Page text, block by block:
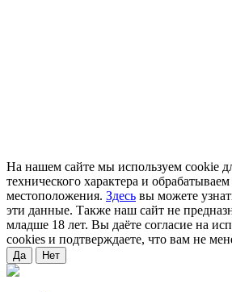
На нашем сайте мы используем cookie
технического характера и
местоположения. Здесь вы можете
эти данные. Также наш сайт не
младше 18 лет. Вы даёте согласие на
cookies и подтверждаете, что вам не
Да Нет